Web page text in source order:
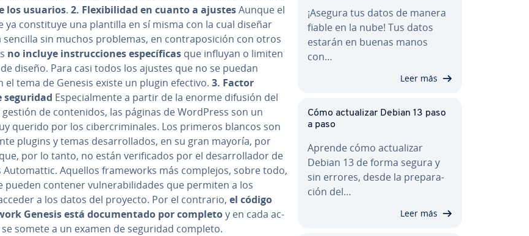
los usuarios. 2. Fle­xi­bi­li­dad en cuanto a ajustesAunque el
ya co­n­s­ti­tu­ye una plantilla en sí misma con la cual diseñar
sencilla sin muchos problemas, en co­n­tra­po­si­ción con otros
no incluye in­s­tru­c­cio­nes es­pe­cí­fi­cas que influyan o limiten
diseño. Para casi todos los ajustes que no se puedan
el tema de Genesis existe un plugin efectivo. 3. Factor
seguridad Es­pe­cia­l­me­n­te a partir de la enorme difusión del
de co­n­te­ni­dos, las páginas de WordPress son un
querido por los ci­be­r­cri­mi­na­les. Los primeros blancos son
plugins y temas de­sa­rro­lla­dos, en su gran mayoría, por
por lo tanto, no están ve­ri­fi­ca­dos por el de­sa­rro­lla­dor de
Au­to­ma­t­tic. Aquellos fra­me­wo­r­ks más complejos, sobre todo,
pueden contener vu­l­ne­ra­bi­li­da­des que permiten a los
a los datos del proyecto. Por el contrario, el código
Genesis está do­cu­me­n­ta­do por completoy en cada ac­
somete a un examen de seguridad completo.
¡Asegura tus datos de manera
fiable en la nube! Tus datos
estarán en buenas manos
con…
Leer más
Cómo ac­tua­li­zar Debian 13 paso
a paso
Aprende cómo ac­tua­li­zar
Debian 13 de forma segura y
sin errores, desde la pre­pa­ra­
ción del…
Leer más